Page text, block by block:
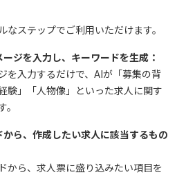
ステップでご利用いただけます。
ジを入力し、キーワードを生成：
を入力するだけで、AIが「募集の背
験」「人物像」といった求人に関す
ら、作成したい求人に該当するもの
から、求人票に盛り込みたい項目を